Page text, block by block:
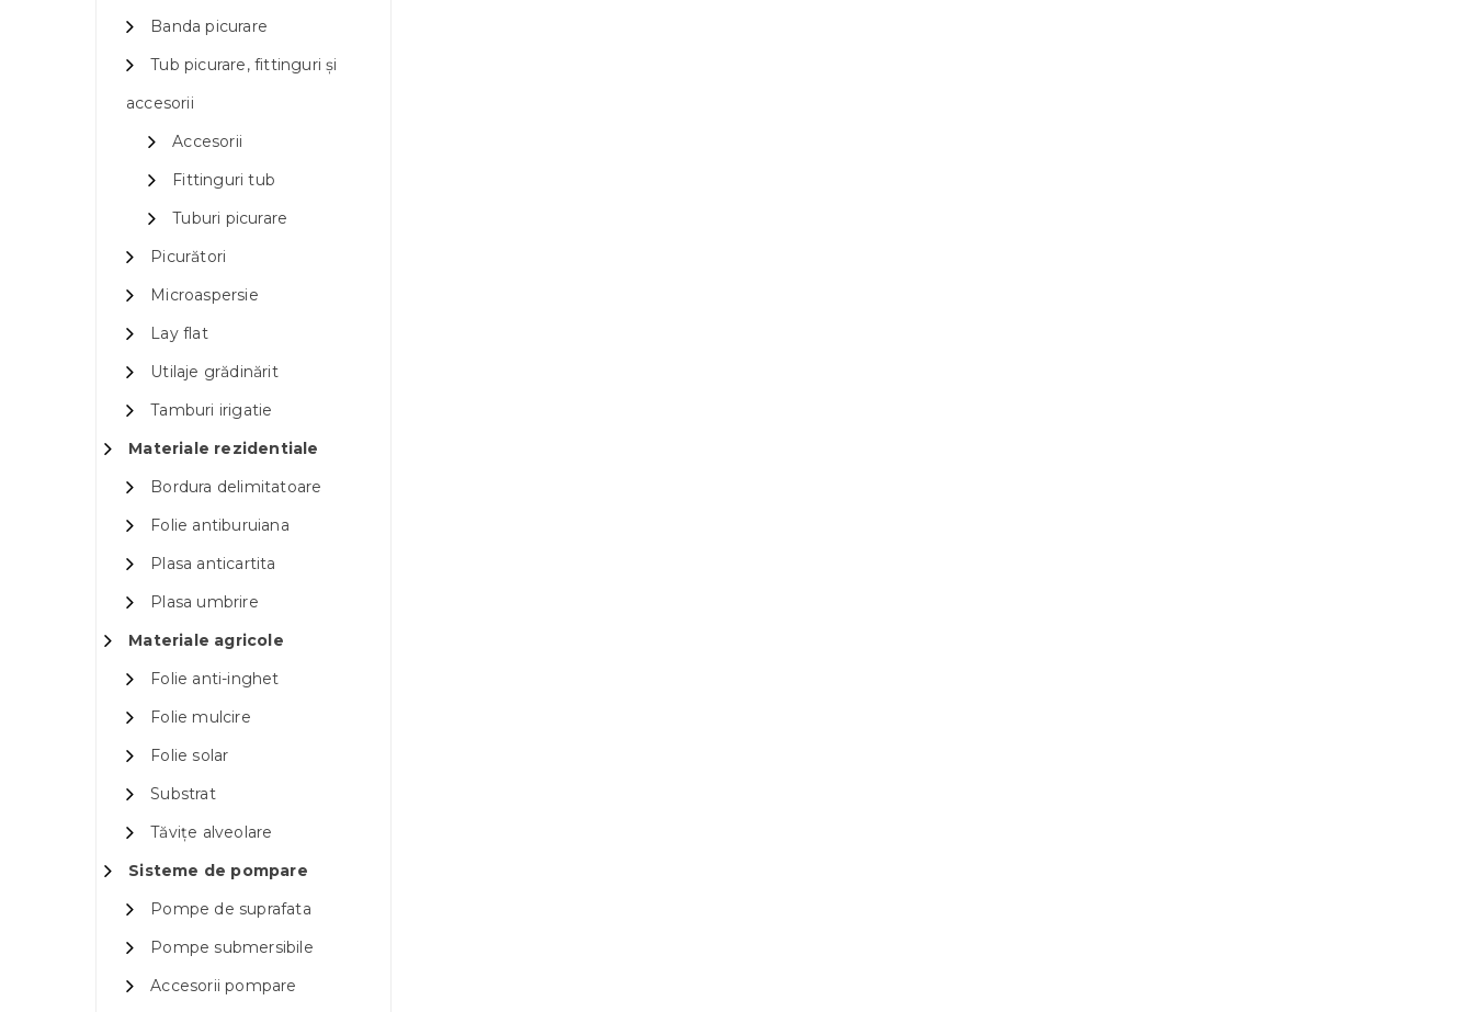
Banda picurare
Tub picurare, fittinguri și
accesorii
Accesorii
Fittinguri tub
Tuburi picurare
Picurători
Microaspersie
Lay flat
Utilaje grădinărit
Tamburi irigatie
Materiale rezidentiale
Bordura delimitatoare
Folie antiburuiana
Plasa anticartita
Plasa umbrire
Materiale agricole
Folie anti-inghet
Folie mulcire
Folie solar
Substrat
Tăvițe alveolare
Sisteme de pompare
Pompe de suprafata
Pompe submersibile
Accesorii pompare